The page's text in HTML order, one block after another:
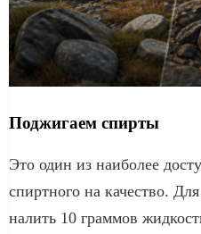
Поджигаем спирты
Это один из наиболее
спиртного на качество.
налить 10 граммов